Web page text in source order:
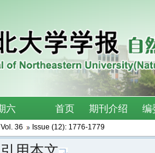
Vol. 36 Issue (12): 1776-1779